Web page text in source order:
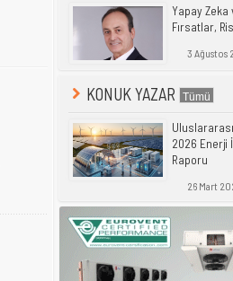
Yapay Zeka
Fırsatlar,
3 Ağustos
KONUK YAZAR
2026 Enerji
Raporu
26 Mart